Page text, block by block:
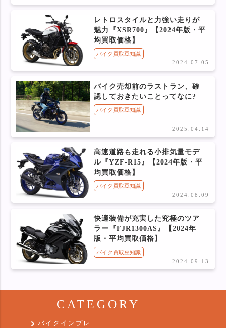
レトロスタイルと力強い走りが
魅力『XSR700』【2024年版・平
均買取価格】
バイク買取豆知識
2024.07.05
バイク売却前のラストラン、確
認しておきたいことってなに?
バイク買取豆知識
2025.04.14
高速道路も走れる小排気量モデ
ル『YZF-R15』【2024年版・平
均買取価格】
バイク買取豆知識
2024.08.09
快適装備が充実した究極のツア
ラー『FJR1300AS』【2024年
版・平均買取価格】
バイク買取豆知識
2024.09.13
CATEGORY
バイクインプレ